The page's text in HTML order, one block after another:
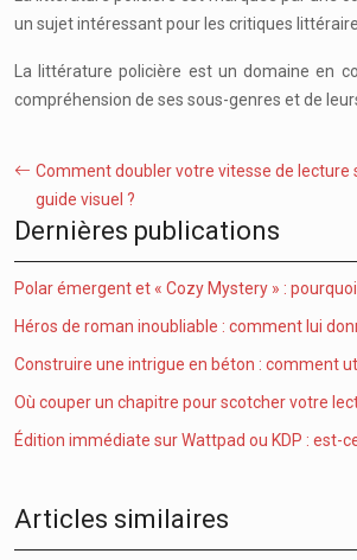
un sujet intéressant pour les critiques
La littérature policière est un domaine en
compréhension de ses sous-genres et de
Comment doubler votre vitesse de
guide visuel ?
Dernières publications
Polar émergent et « Cozy Mystery » :
Héros de roman inoubliable : comment lui
Construire une intrigue en béton : comment
Où couper un chapitre pour scotcher votre
Édition immédiate sur Wattpad ou KDP :
Articles similaires